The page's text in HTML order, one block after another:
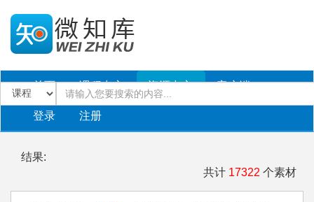
首页 课程中心 资源中心 客户端
登录 注册
结果:
共计 17322 个素材